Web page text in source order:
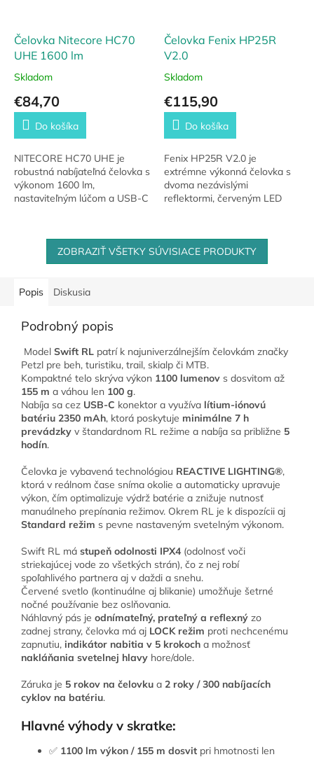
Čelovka Nitecore HC70
UHE 1600 lm
Skladom
€84,70
Do košíka
NITECORE HC70 UHE je
robustná nabíjateľná čelovka s
výkonom 1600 lm,
nastaviteľným lúčom a USB-C
IP68 a výdrži až 220 hodín je...
Čelovka Fenix HP25R
V2.0
Skladom
€115,90
Do košíka
Fenix HP25R V2.0 je
extrémne výkonná čelovka s
dvoma nezávislými
reflektormi, červeným LED
nabíjaniu, výdrži až 400 hodín
a...
ZOBRAZIŤ VŠETKY SÚVISIACE PRODUKTY
Popis Diskusia
Podrobný popis
Model Swift RL patrí k najuniverzálnejším čelovkám značky
Petzl pre beh, turistiku, trail, skialp či MTB.
Kompaktné telo skrýva výkon 1100 lumenov s dosvitom až
155 m a váhou len 100 g.
Nabíja sa cez USB-C konektor a využíva lítium-iónovú
batériu 2350 mAh, ktorá poskytuje minimálne 7 h
prevádzky v štandardnom RL režime a nabíja sa približne 5
hodín.
Čelovka je vybavená technológiou REACTIVE LIGHTING®,
ktorá v reálnom čase sníma okolie a automaticky upravuje
výkon, čím optimalizuje výdrž batérie a znižuje nutnosť
manuálneho prepínania režimov. Okrem RL je k dispozícii aj
Standard režim s pevne nastaveným svetelným výkonom.
Swift RL má stupeň odolnosti IPX4(odolnosť voči
striekajúcej vode zo všetkých strán), čo z nej robí
spoľahlivého partnera aj v daždi a snehu.
Červené svetlo (kontinuálne aj blikanie) umožňuje šetrné
nočné používanie bez oslňovania.
Náhlavný pás je odnímateľný, prateľný a reflexný zo
zadnej strany, čelovka má aj LOCK režim proti nechcenému
zapnutiu, indikátor nabitia v 5 krokoch a možnosť
nakláňania svetelnej hlavy hore/dole.
Záruka je 5 rokov na čelovku a 2 roky / 300 nabíjacích
cyklov na batériu.
Hlavné výhody v skratke:
✅ 1100 lm výkon / 155 m dosvit pri hmotnosti len